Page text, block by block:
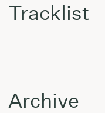
Tracklist
–
Archive